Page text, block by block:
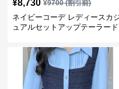
¥8,730 ¥9700(割引前)
ネイビーコーデ レディースカ
ュアルセットアップテーラード